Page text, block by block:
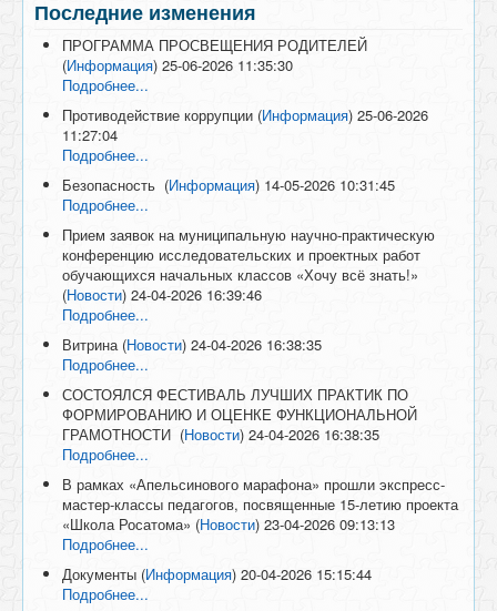
Последние изменения
ПРОГРАММА ПРОСВЕЩЕНИЯ РОДИТЕЛЕЙ
(Информация) 25-06-2026 11:35:30
Подробнее...
Противодействие коррупции (Информация) 25-06-2026
11:27:04
Подробнее...
Безопасность (Информация) 14-05-2026 10:31:45
Подробнее...
Прием заявок на муниципальную научно-практическую
конференцию исследовательских и проектных работ
обучающихся начальных классов «Хочу всё знать!»
(Новости) 24-04-2026 16:39:46
Подробнее...
Витрина (Новости) 24-04-2026 16:38:35
Подробнее...
СОСТОЯЛСЯ ФЕСТИВАЛЬ ЛУЧШИХ ПРАКТИК ПО
ФОРМИРОВАНИЮ И ОЦЕНКЕ ФУНКЦИОНАЛЬНОЙ
ГРАМОТНОСТИ (Новости) 24-04-2026 16:38:35
Подробнее...
В рамках «Апельсинового марафона» прошли экспресс-
мастер-классы педагогов, посвященные 15-летию проекта
«Школа Росатома» (Новости) 23-04-2026 09:13:13
Подробнее...
Документы (Информация) 20-04-2026 15:15:44
Подробнее...